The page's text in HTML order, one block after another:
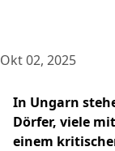
Okt 02, 2025
In Ungarn
Dörfer, viele
einem